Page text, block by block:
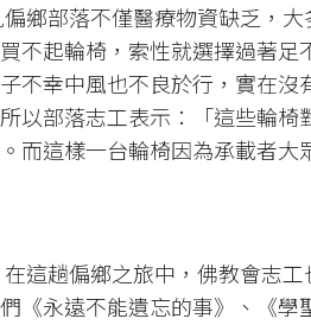
鄉部落不僅醫療物資缺乏，
不起輪椅，索性就選擇過著
不幸中風也不良於行，實在
以部落志工表示：「這些輪
而這樣一台輪椅因為承載者大
這趟偏鄉之旅中，佛教會志
《永遠不能遺忘的事》、《